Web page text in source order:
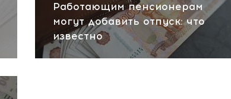
Работающим пенсионерам
могут добавить отпуск: что
известно